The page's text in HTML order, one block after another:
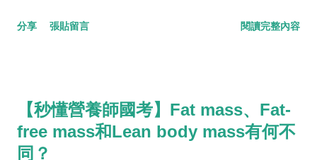
分享 張貼留言 閱讀完整內容
【秒懂營養師國考】Fat mass、Fat-
free mass和Lean body mass有何不
同？